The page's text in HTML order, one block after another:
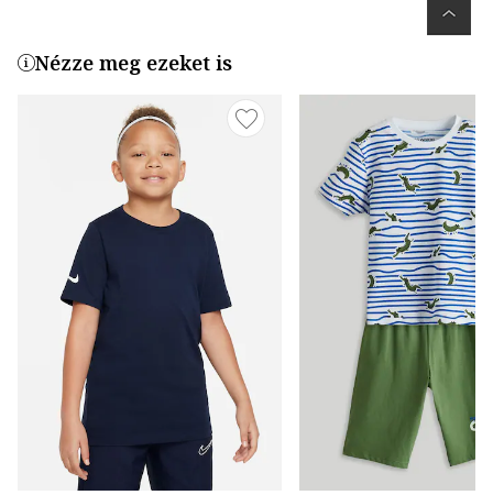
Nézze meg ezeket is